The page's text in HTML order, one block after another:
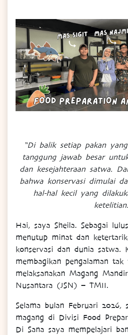
“Di balik setiap pakan
tanggung jawab besar
dan kesejahteraan satwa.
bahwa konservasi dimulai
hal-hal kecil yang
Hai, saya Sheila. Sebagai
menutup minat dan
konservasi dan dunia satwa.
membagikan pengalaman tak
melaksanakan Magang
Nusantara (JSN) – TMII.
Selama bulan Februari 2026,
magang di Divisi Food
Di Sana saya mempelajari